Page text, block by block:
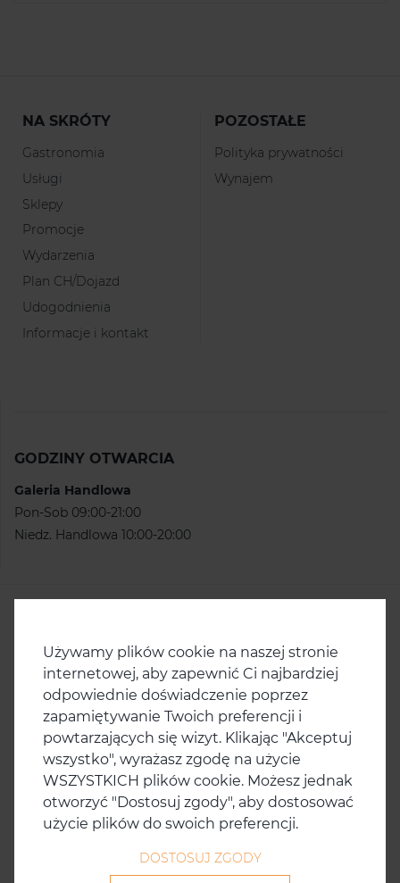
NA SKRÓTY
Gastronomia
Usługi
Sklepy
Promocje
Wydarzenia
Plan CH/Dojazd
Udogodnienia
Informacje i kontakt
POZOSTAŁE
Polityka prywatności
Wynajem
GODZINY OTWARCIA
Galeria Handlowa
Pon-Sob 09:00-21:00
Niedz. Handlowa 10:00-20:00
KONTAKT
ul. Ku Słońcu 67
71-047 Szczecin
91/ 486 90 41
91/ 486 90 43
e-mail: ster@scfinance.pl
Używamy plików cookie na naszej stronie
internetowej, aby zapewnić Ci najbardziej
odpowiednie doświadczenie poprzez
zapamiętywanie Twoich preferencji i
powtarzających się wizyt. Klikając "Akceptuj
wszystko", wyrażasz zgodę na użycie
WSZYSTKICH plików cookie. Możesz jednak
otworzyć "Dostosuj zgody", aby dostosować
użycie plików do swoich preferencji.
DOSTOSUJ ZGODY